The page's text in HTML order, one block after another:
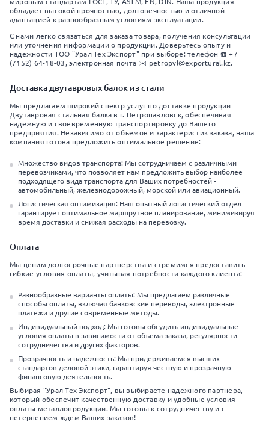
обладает высокой прочностью, долговечностью и отличной
адаптацией к разнообразным условиям эксплуатации.
С нами легко связаться для заказа товара, получения консультации
или уточнения информации о продукции. Доверьтесь опыту и
надежности ТОО "Урал Тех Экспорт" при выборе: телефон ☎️ +7
(7152) 64-18-03, электронная почта ✉️ petropvl@exportural.kz.
Доставка двутавровых балок из стали
Мы предлагаем широкий спектр услуг по доставке продукции
Двутавровая стальная балка в г. Петропавловск, обеспечивая
надежную и своевременную транспортировку до Вашего
предприятия. Независимо от объемов и характеристик заказа, наша
компания готова предложить оптимальное решение:
Множество видов транспорта: Мы сотрудничаем с различными
перевозчиками, что позволяет нам предложить выбор наиболее
подходящего вида транспорта для Ваших потребностей -
автомобильный, железнодорожный, морской или авиационный.
Логистическая оптимизация: Наш опытный логистический отдел
гарантирует оптимальное маршрутное планирование, минимизируя
время доставки и снижая расходы на перевозку.
Оплата
Мы ценим долгосрочные партнерства и стремимся предоставить
гибкие условия оплаты, учитывая потребности каждого клиента:
Разнообразные варианты оплаты: Мы предлагаем различные
способы оплаты, включая банковские переводы, электронные
платежи и другие современные методы.
Индивидуальный подход: Мы готовы обсудить индивидуальные
условия оплаты в зависимости от объема заказа, регулярности
сотрудничества и других факторов.
Прозрачность и надежность: Мы придерживаемся высших
стандартов деловой этики, гарантируя честную и прозрачную
финансовую деятельность.
Выбирая "Урал Тех Экспорт", вы выбираете надежного партнера,
который обеспечит качественную доставку и удобные условия
оплаты металлопродукции. Мы готовы к сотрудничеству и с
нетерпением ждем Ваших заказов!